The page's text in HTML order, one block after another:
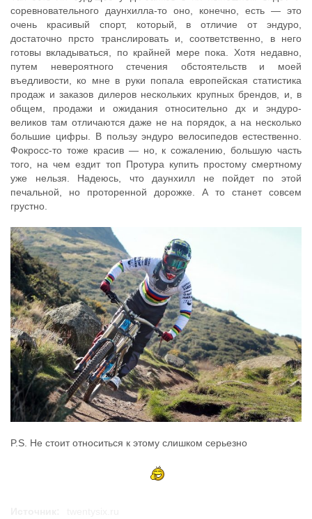
соревновательного даунхилла-то оно, конечно, есть — это
очень красивый спорт, который, в отличие от эндуро,
достаточно прсто транслировать и, соответственно, в него
готовы вкладываться, по крайней мере пока. Хотя недавно,
путем невероятного стечения обстоятельств и моей
въедливости, ко мне в руки попала европейская статистика
продаж и заказов дилеров нескольких крупных брендов, и, в
общем, продажи и ожидания относительно дх и эндуро-
великов там отличаются даже не на порядок, а на несколько
большие цифры. В пользу эндуро велосипедов естественно.
Фокросс-то тоже красив — но, к сожалению, большую часть
того, на чем ездит топ Протура купить простому смертному
уже нельзя. Надеюсь, что даунхилл не пойдет по этой
печальной, но проторенной дорожке. А то станет совсем
грустно.
P.S. Не стоит относиться к этому слишком серьезно